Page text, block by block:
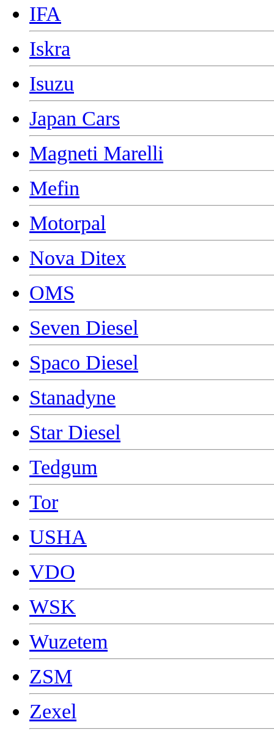
IFA
Iskra
Isuzu
Japan Cars
Magneti Marelli
Mefin
Motorpal
Nova Ditex
OMS
Seven Diesel
Spaco Diesel
Stanadyne
Star Diesel
Tedgum
Tor
USHA
VDO
WSK
Wuzetem
ZSM
Zexel